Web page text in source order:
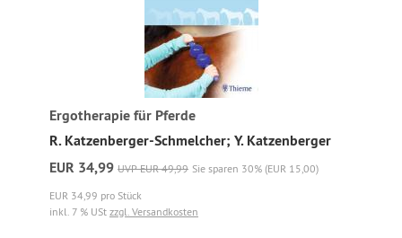
Ergotherapie für Pferde
R. Katzenberger-Schmelcher; Y. Katzenberger
EUR 34,99 UVP EUR 49,99 Sie sparen 30% (EUR 15,00)
EUR 34,99 pro Stück
inkl. 7 % USt zzgl. Versandkosten